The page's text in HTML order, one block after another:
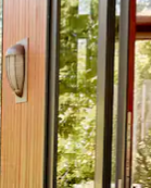
kao i dodirom ili